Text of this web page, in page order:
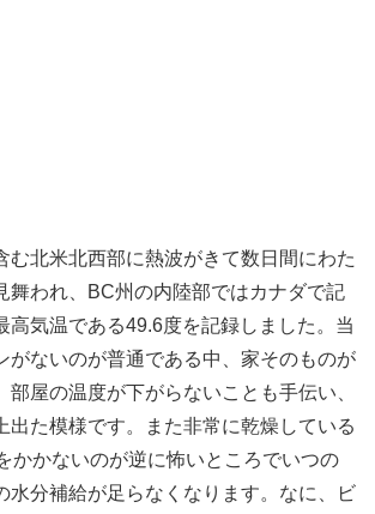
む北米北西部に熱波がきて数日間にわた
舞われ、BC州の内陸部ではカナダで記
高気温である49.6度を記録しました。当
がないのが普通である中、家そのものが
部屋の温度が下がらないことも手伝い、
出た模様です。また非常に乾燥している
かかないのが逆に怖いところでいつの
水分補給が足らなくなります。なに、ビ